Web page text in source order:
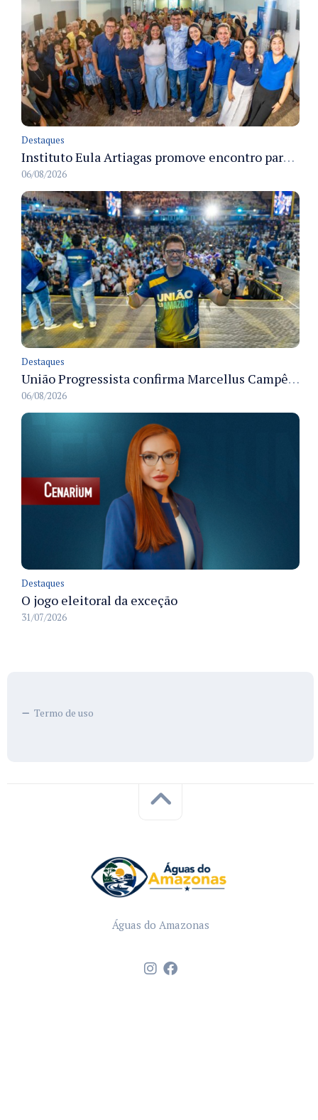
Destaques
Instituto Eula Artiagas promove encontro para discutir melhorias para o bairro Petrópolis
06/08/2026
Destaques
União Progressista confirma Marcellus Campêlo como candidato a deputado estadual
06/08/2026
Destaques
O jogo eleitoral da exceção
31/07/2026
Termo de uso
Águas do Amazonas